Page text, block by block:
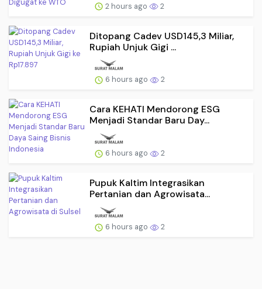
2 hours ago 2
Ditopang Cadev USD145,3 Miliar,
Rupiah Unjuk Gigi ...
6 hours ago 2
Cara KEHATI Mendorong ESG
Menjadi Standar Baru Day...
6 hours ago 2
Pupuk Kaltim Integrasikan
Pertanian dan Agrowisata...
6 hours ago 2